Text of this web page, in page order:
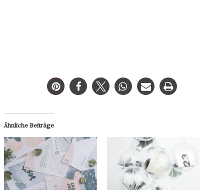
Ähnliche Beiträge